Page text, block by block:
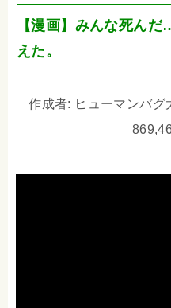
【漫画】みんな死ん
えた。
作成者: ヒューマンバグ